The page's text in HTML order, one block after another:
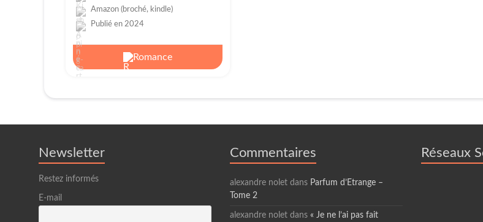
Amazon (broché, kindle)
Publié en 2024
Romance
Newsletter
Restez informés
E-mail
Commentaires
alexandre nolet dans Parfum d’Etrange –
Tome 2
alexandre nolet dans « Je ne l’ai pas fait
Réseaux